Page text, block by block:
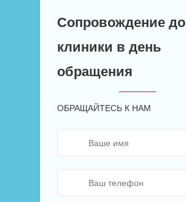
Сопровождение до
клиники в день
обращения
ОБРАЩАЙТЕСЬ К НАМ